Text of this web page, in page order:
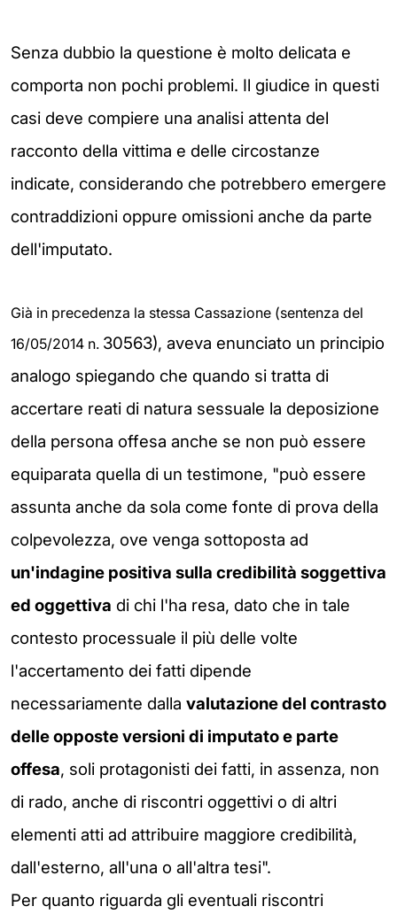
Senza dubbio la questione è molto delicata e
comporta non pochi problemi. Il giudice in questi
casi deve compiere una analisi attenta del
racconto della vittima e delle circostanze
indicate, considerando che potrebbero emergere
contraddizioni oppure omissioni anche da parte
dell'imputato.
Già in precedenza la stessa Cassazione (sentenza del
16/05/2014 n. 30563), aveva enunciato un principio
analogo spiegando che quando si tratta di
accertare reati di natura sessuale la deposizione
della persona offesa anche se non può essere
equiparata quella di un testimone, "può essere
assunta anche da sola come fonte di prova della
colpevolezza, ove venga sottoposta ad
un'indagine positiva sulla credibilità soggettiva
ed oggettiva di chi l'ha resa, dato che in tale
contesto processuale il più delle volte
l'accertamento dei fatti dipende
necessariamente dalla valutazione del contrasto
delle opposte versioni di imputato e parte
offesa, soli protagonisti dei fatti, in assenza, non
di rado, anche di riscontri oggettivi o di altri
elementi atti ad attribuire maggiore credibilità,
dall'esterno, all'una o all'altra tesi".
Per quanto riguarda gli eventuali riscontri